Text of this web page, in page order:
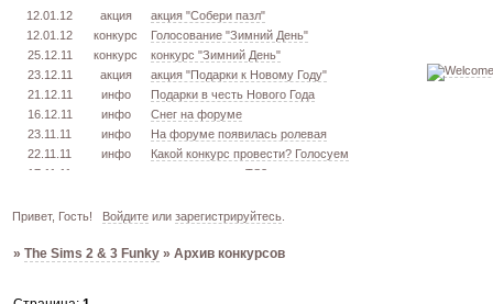
12.01.12 акция
акция "Собери пазл"
12.01.12
конкурс
Голосование "Зимний День"
25.12.11
конкурс
конкурс "Зимний День"
23.12.11
акция
акция "Подарки к Новому Году"
21.12.11
инфо
Подарки в честь Нового Года
16.12.11
инфо
Снег на форуме
23.11.11
инфо
На форуме появилась ролевая
22.11.11
инфо
Какой конкурс провести? Голосуем
17.11.11
извлекаем меш. TS3
15.11.11
урок
создаём свою обувь! TS3
03.10.11
инфо
город из GTA VC в игре TS3
Привет, Гость! Войдитеили зарегистрируйтесь.
»The Sims 2 & 3 Funky »Архив конкурсов